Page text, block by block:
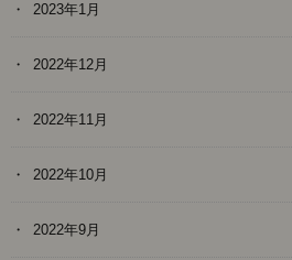
2023年1月
2022年12月
2022年11月
2022年10月
2022年9月